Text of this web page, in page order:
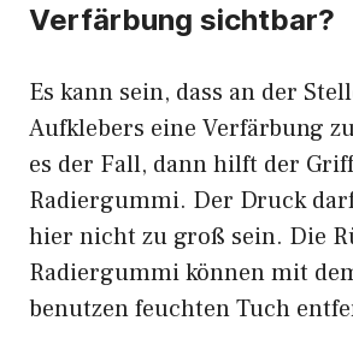
Verfärbung sichtbar?
Es kann sein, dass an der
Aufklebers eine Verfärbung
es der Fall, dann hilft der
Radiergummi. Der Druck
hier nicht zu groß sein. Die
Radiergummi können mit
benutzen feuchten Tuch